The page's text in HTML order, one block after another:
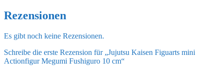
Rezensionen
Es gibt noch keine Rezensionen.
Schreibe die erste Rezension für „Jujutsu Kaisen Figuarts mini
Actionfigur Megumi Fushiguro 10 cm“